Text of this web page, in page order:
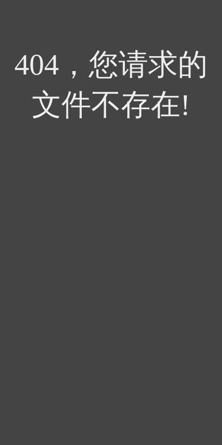
404，您请求的
文件不存在!